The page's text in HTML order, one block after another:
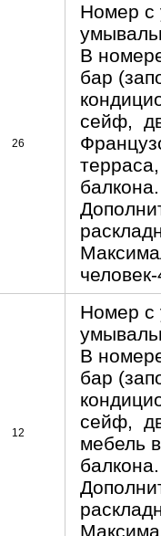
26
Номер с
В
бар
сейф,
балкона.
12
Номер с
В
бар
сейф,
мебель
балкона.